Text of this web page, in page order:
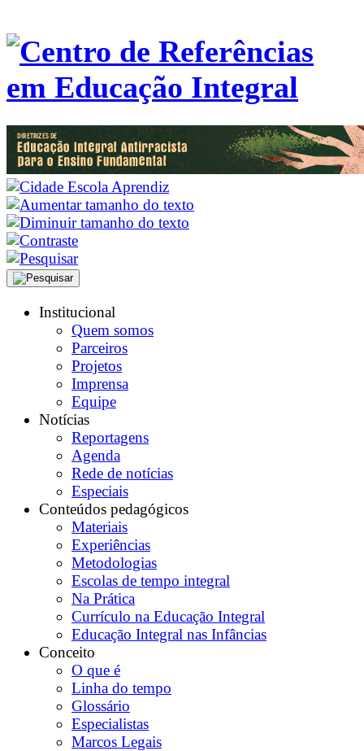
Institucional
Quem somos
Parceiros
Projetos
Imprensa
Equipe
Notícias
Reportagens
Agenda
Rede de notícias
Especiais
Conteúdos pedagógicos
Materiais
Experiências
Metodologias
Escolas de tempo integral
Na Prática
Currículo na Educação Integral
Educação Integral nas Infâncias
Conceito
O que é
Linha do tempo
Glossário
Especialistas
Marcos Legais